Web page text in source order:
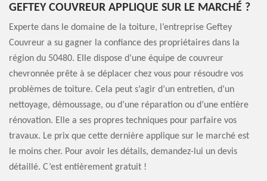
GEFTEY COUVREUR APPLIQUE SUR LE MARCHÉ ?
Experte dans le domaine de la toiture, l’entreprise Geftey
Couvreur a su gagner la confiance des propriétaires dans la
région du 50480. Elle dispose d’une équipe de couvreur
chevronnée prête à se déplacer chez vous pour résoudre vos
problèmes de toiture. Cela peut s’agir d’un entretien, d’un
nettoyage, démoussage, ou d’une réparation ou d’une entière
rénovation. Elle a ses propres techniques pour parfaire vos
travaux. Le prix que cette dernière applique sur le marché est
le moins cher. Pour avoir les détails, demandez-lui un devis
détaillé. C’est entièrement gratuit !